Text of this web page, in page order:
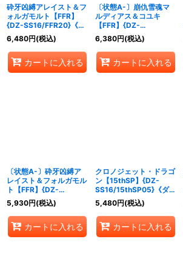
砕牙凶縛アレイスト＆フ
ォルガモルト【FFR】
{DZ-SS16/FFR20}《ド
ラゴンエンパイア/ブラ
ントゲート》
6,480円(税込)
カートに入れる
〔状態A-〕崩仇雪魂マ
ルディアス＆コユキ
【FFR】{DZ-
SS16/FFR23}《ケテル
サンクチュアリ/ドラゴ
ンエンパイア》
6,380円(税込)
カートに入れる
〔状態A-〕砕牙凶縛ア
レイスト＆フォルガモル
ト【FFR】{DZ-
SS16/FFR20}《ドラゴ
ンエンパイア/ブラント
ゲート》
5,930円(税込)
カートに入れる
クロノジェット・ドラゴ
ン【15thSP】{DZ-
SS16/15thSP05}《ダー
クステイツ》
5,480円(税込)
カートに入れる